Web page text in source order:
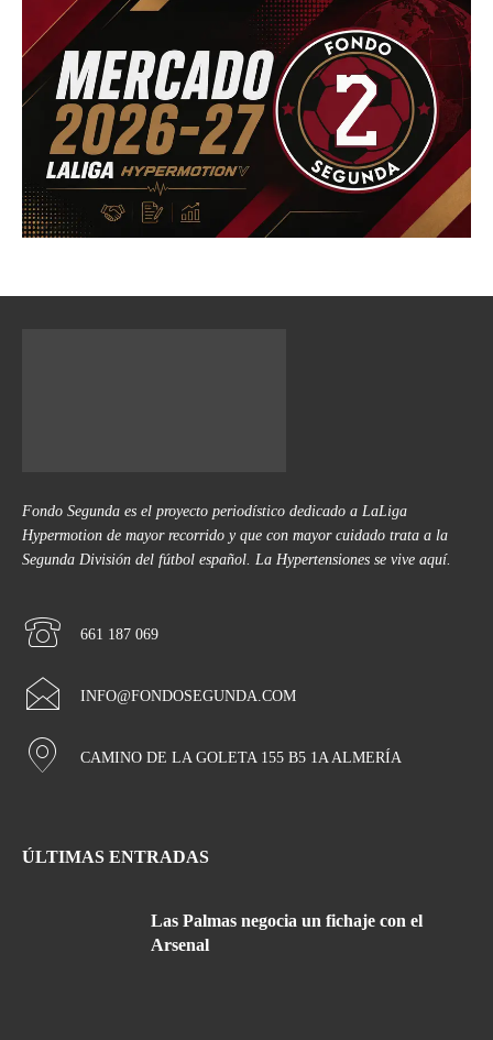
Fondo Segunda es el proyecto periodístico dedicado a LaLiga
Hypermotion de mayor recorrido y que con mayor cuidado trata a la
Segunda División del fútbol español. La Hypertensiones se vive aquí.
661 187 069
INFO@FONDOSEGUNDA.COM
CAMINO DE LA GOLETA 155 B5 1A ALMERÍA
ÚLTIMAS ENTRADAS
Las Palmas negocia un fichaje con el
Arsenal